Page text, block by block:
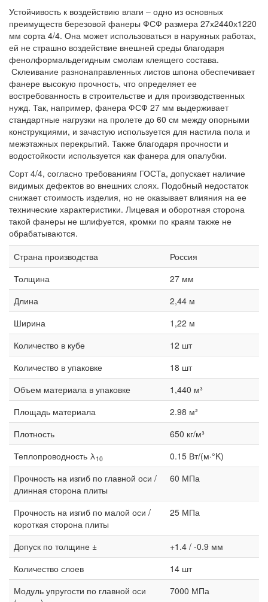
Устойчивость к воздействию влаги – одно из основных
преимуществ березовой фанеры ФСФ размера 27х2440х1220
мм сорта 4/4. Она может использоваться в наружных работах,
ей не страшно воздействие внешней среды благодаря
фенолформальдегидным смолам клеящего состава.
Склеивание разнонаправленных листов шпона обеспечивает
фанере высокую прочность, что определяет ее
востребованность в строительстве и для производственных
нужд. Так, например, фанера ФСФ 27 мм выдерживает
стандартные нагрузки на пролете до 60 см между опорными
конструкциями, и зачастую используется для настила пола и
межэтажных перекрытий. Также благодаря прочности и
водостойкости используется как фанера для опалубки.
Сорт 4/4, согласно требованиям ГОСТа, допускает наличие
видимых дефектов во внешних слоях. Подобный недостаток
снижает стоимость изделия, но не оказывает влияния на ее
технические характеристики. Лицевая и оборотная сторона
такой фанеры не шлифуется, кромки по краям также не
обрабатываются.
Страна производства
Россия
Толщина
27 мм
Длина
2,44 м
Ширина
1,22 м
Количество в кубе
12 шт
Количество в упаковке
18 шт
Объем материала в упаковке
1,440 м³
Площадь материала
2.98 м²
Плотность
650 кг/м³
Теплопроводность λ10
0.15 Вт/(м·°K)
Прочность на изгиб по главной оси /
длинная сторона плиты
60 МПа
Прочность на изгиб по малой оси /
короткая сторона плиты
25 МПа
Допуск по толщине ±
+1.4 / -0.9 мм
Количество слоев
14 шт
Модуль упругости по главной оси
7000 МПа